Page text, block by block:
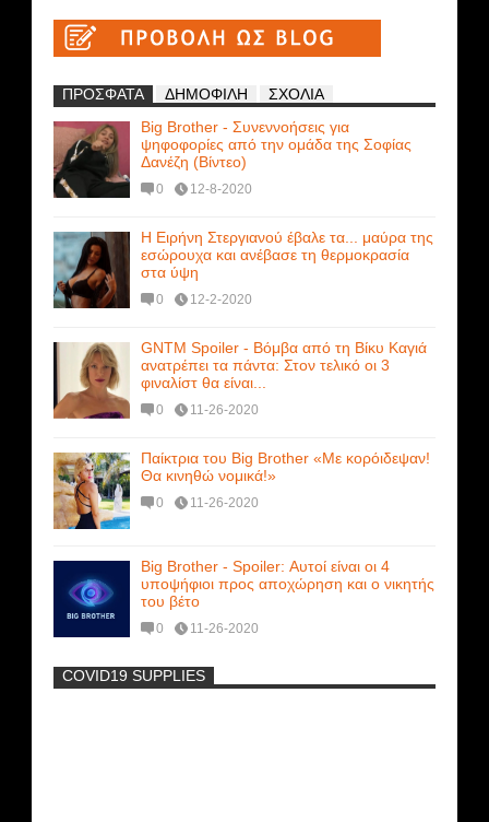
ΠΡΟΣΦΑΤΑ ΔΗΜΟΦΙΛΗ
ΣΧΟΛΙΑ
Big Brother - Συνεννοήσεις για
ψηφοφορίες από την ομάδα της Σοφίας
Δανέζη (Βίντεο)
0 12-8-2020
Η Ειρήνη Στεργιανού έβαλε τα... μαύρα της
εσώρουχα και ανέβασε τη θερμοκρασία
στα ύψη
0 12-2-2020
GNTM Spoiler - Βόμβα από τη Βίκυ Καγιά
ανατρέπει τα πάντα: Στον τελικό οι 3
φιναλίστ θα είναι...
0 11-26-2020
Παίκτρια του Big Brother «Με κορόιδεψαν!
Θα κινηθώ νομικά!»
0 11-26-2020
Big Brother - Spoiler: Αυτοί είναι οι 4
υποψήφιοι προς αποχώρηση και ο νικητής
του βέτο
0 11-26-2020
-
COVID19 SUPPLIES